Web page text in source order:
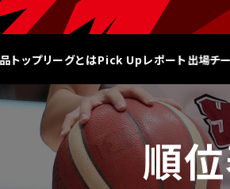
トップリーグとはPick Upレポート出場チ
順